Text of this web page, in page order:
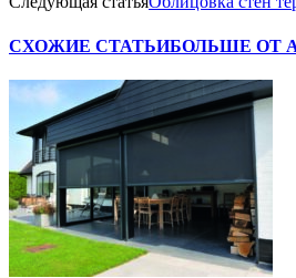
СХОЖИЕ СТАТЬИБОЛЬШЕ ОТ